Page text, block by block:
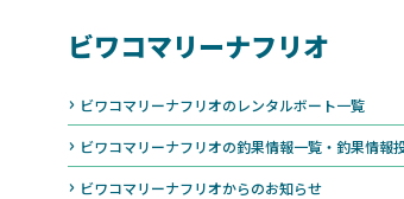
ビワコマリーナフリオ
ビワコマリーナフリオのレンタルボート一覧
ビワコマリーナフリオの釣果情報一覧・釣果情報
ビワコマリーナフリオからのお知らせ